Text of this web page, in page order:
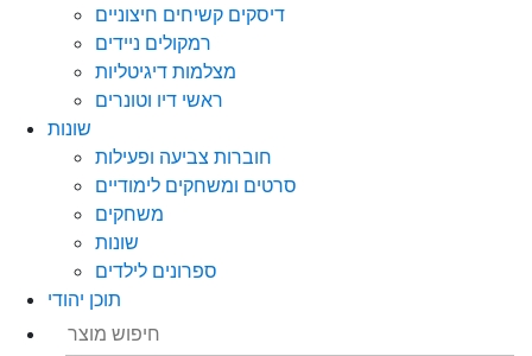
דיסקים קשיחים חיצוניים
רמקולים ניידים
מצלמות דיגיטליות
ראשי דיו וטונרים
שונות
חוברות צביעה ופעילות
סרטים ומשחקים לימודיים
משחקים
שונות
ספרונים לילדים
תוכן יהודי